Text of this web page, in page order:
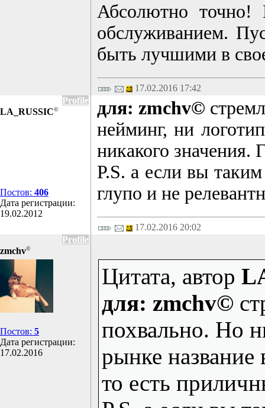
Абсолютно точно!
обслуживанием.
быть лучшими в
17.02.2016 17:42
Profile
LA_RUSSIC©
Постов: 406
Дата регистрации:
19.02.2012
для: zmchv©
нейминг, ни
никакого значения.
P.S. а если вы
глупо и не
17.02.2016 20:02
Profile
zmchv©
Постов: 5
Дата регистрации:
17.02.2016
Цитата, автор
для: zmchv©
похвально. Но
рынке название
то есть